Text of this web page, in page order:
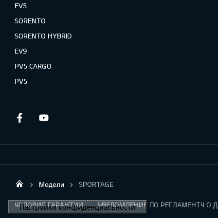
EV5
SORENTO
SORENTO HYBRID
EV9
PV5 CARGO
PV5
Facebook
KIA AUTO AS
Модели SPORTAGE
УСЛОВИЯ ГАРАНТИИ